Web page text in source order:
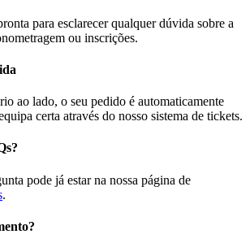
para esclarecer qualquer dúvida sobre a
ou inscrições.
ao lado, o seu pedido é automaticamente
certa através do nosso sistema de tickets.
pode já estar na nossa página de
.